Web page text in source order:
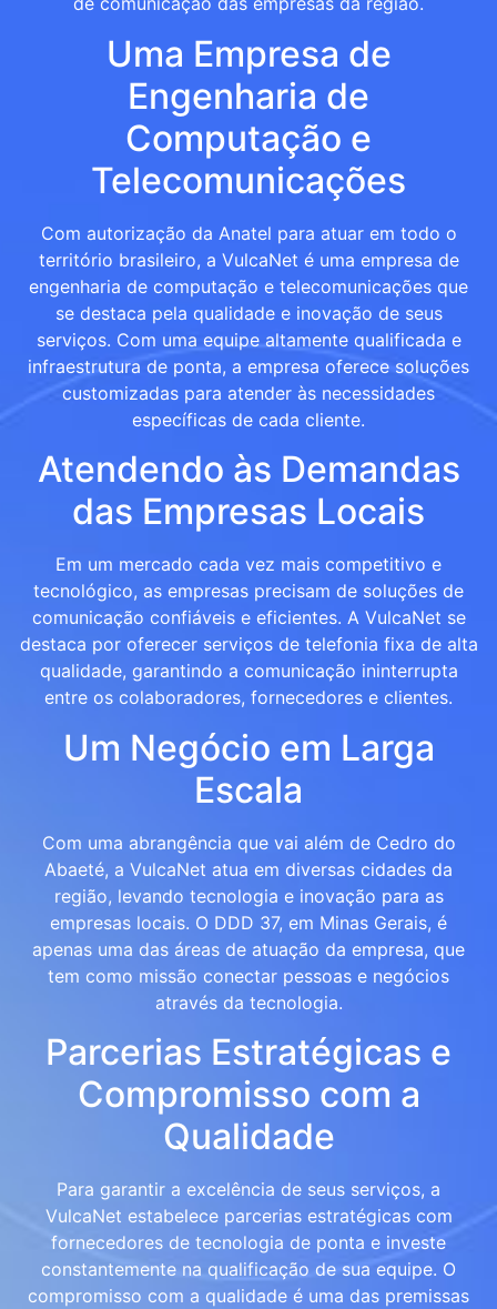
Uma Empresa de
Engenharia de
Computação e
Telecomunicações
Com autorização da Anatel para atuar em todo o
território brasileiro, a VulcaNet é uma empresa de
engenharia de computação e telecomunicações que
se destaca pela qualidade e inovação de seus
serviços. Com uma equipe altamente qualificada e
infraestrutura de ponta, a empresa oferece soluções
customizadas para atender às necessidades
específicas de cada cliente.
Atendendo às Demandas
das Empresas Locais
Em um mercado cada vez mais competitivo e
tecnológico, as empresas precisam de soluções de
comunicação confiáveis e eficientes. A VulcaNet se
destaca por oferecer serviços de telefonia fixa de alta
qualidade, garantindo a comunicação ininterrupta
entre os colaboradores, fornecedores e clientes.
Um Negócio em Larga
Escala
Com uma abrangência que vai além de Cedro do
Abaeté, a VulcaNet atua em diversas cidades da
região, levando tecnologia e inovação para as
empresas locais. O DDD 37, em Minas Gerais, é
apenas uma das áreas de atuação da empresa, que
tem como missão conectar pessoas e negócios
através da tecnologia.
Parcerias Estratégicas e
Compromisso com a
Qualidade
Para garantir a excelência de seus serviços, a
VulcaNet estabelece parcerias estratégicas com
fornecedores de tecnologia de ponta e investe
constantemente na qualificação de sua equipe. O
compromisso com a qualidade é uma das premissas